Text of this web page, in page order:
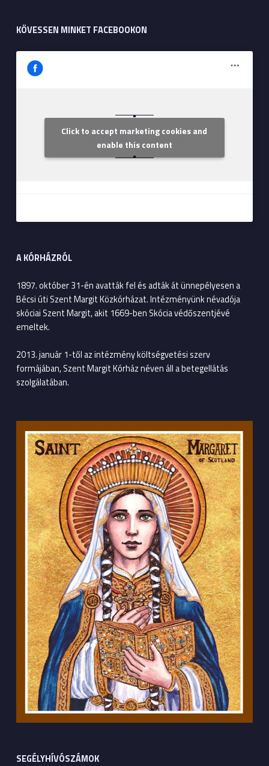
KÖVESSEN MINKET FACEBOOKON
Szent Margit Kórház
Click to accept marketing cookies and
enable this content
A KÓRHÁZRÓL
1897. október 31-én avatták fel és adták át ünnepélyesen a
Bécsi úti Szent Margit Közkórházat. Intézményünk névadója
skóciai Szent Margit, akit 1669-ben Skócia védőszentjévé
emeltek.
2013. január 1-től az intézmény költségvetési szerv
formájában, Szent Margit Kórház néven áll a betegellátás
szolgálatában.
SEGÉLYHÍVÓSZÁMOK